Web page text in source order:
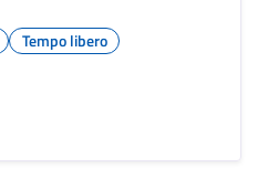
Tempo libero